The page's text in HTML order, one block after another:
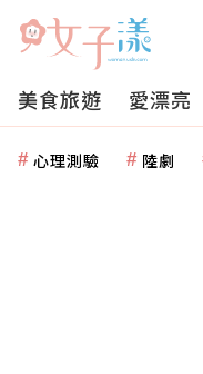
美食旅遊 愛漂亮
心理測驗 陸劇